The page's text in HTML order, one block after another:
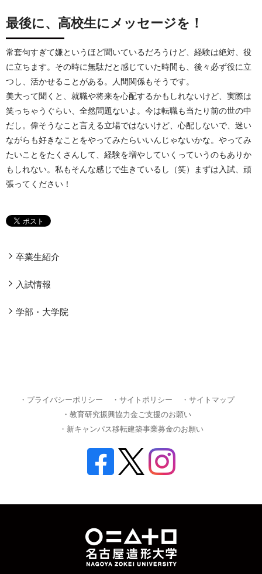
最後に、高校生にメッセージを！
常套句すぎて嫌というほど聞いているだろうけど、経験は絶対、役
に立ちます。その時に無駄だと感じていた時間も、後々必ず役に立
つし、活かせることがある。人間関係もそうです。
美大って聞くと、就職や将来を心配するかもしれないけど、実際は
笑っちゃうぐらい、全然問題ないよ。今は転職も当たり前の世の中
だし。偉そうなこと言える立場ではないけど、心配しないで、迷い
ながらも好きなことをやってみたらいいんじゃないかな。やってみ
たいことをたくさんして、経験を増やしていくっていうのもありか
もしれない。私もそんな感じで生きているし（笑）まずは入試、頑
張ってください！
卒業生紹介
入試情報
学部・大学院
・プライバシーポリシー ・サイトポリシー
・サイトマップ
・教育研究振興協力金ご支援のお願い
・新キャンパス移転建築事業募金のお願い